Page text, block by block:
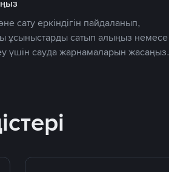
сату еркіндігін пайдаланып,
ұсыныстарды сатып алыңыз немесе
үшін сауда жарнамаларын жасаңыз.